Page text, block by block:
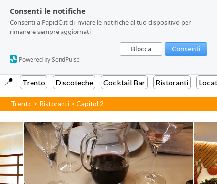
Consenti le notifiche
Consenti a PapidO.it di inviare le notifiche al tuo dispositivo per
rimanere sempre aggiornati
Blocca Consenti
Powered by SendPulse
Consenti le notifiche
Consenti a PapidO.it di inviare le notifiche al tuo dispositivo per
rimanere sempre aggiornati
Blocca Consenti
Powered by SendPulse
📍️ Trento Discoteche Cocktail Bar Ristoranti
Trento > Ristoranti >Capitol 2